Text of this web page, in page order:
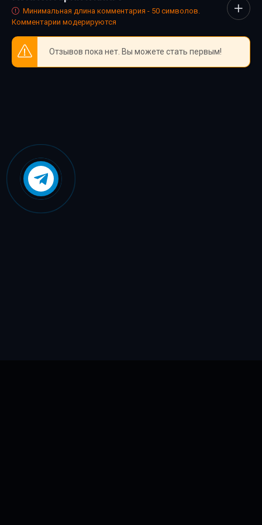
каждый нашёл книгу по душе.
Минимальная длина комментария - 50 символов.
Комментарии модерируются
Отзывов пока нет. Вы можете стать первым!